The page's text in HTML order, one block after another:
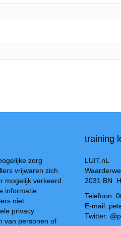
zorg
vrijwaren zich
mogelijk verkeerd
informatie.
niet
privacy
van personen of
training
LUIT.nL
2031 BN
Telefoon:
E-mail:
Twitter: